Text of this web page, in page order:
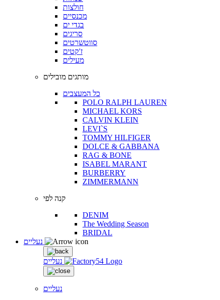
חולצות
מכנסיים
בגדי ים
סריגים
סווטשרטים
ז'קטים
מעילים
מותגים מובילים
כל המעצבים
POLO RALPH LAUREN
MICHAEL KORS
CALVIN KLEIN
LEVI`S
TOMMY HILFIGER
DOLCE & GABBANA
RAG & BONE
ISABEL MARANT
BURBERRY
ZIMMERMANN
קנה לפי
DENIM
The Wedding Season
BRIDAL
נעליים
נעליים